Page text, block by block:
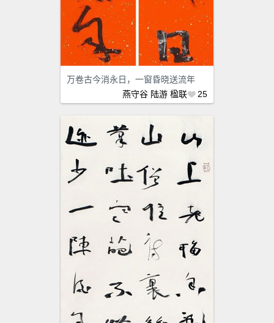
万卷古今消永日，一窗昏晓送流年
燕守谷 陆游 楹联 25